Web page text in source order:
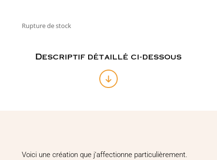
Rupture de stock
Descriptif détaillé ci-dessous
Voici une création que j’affectionne particulièrement.